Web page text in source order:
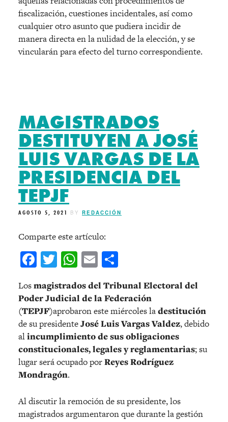
fiscalización, cuestiones incidentales, así como
cualquier otro asunto que pudiera incidir de
manera directa en la nulidad de la elección, y se
vincularán para efecto del turno correspondiente.
MAGISTRADOS
DESTITUYEN A JOSÉ
LUIS VARGAS DE LA
PRESIDENCIA DEL
TEPJF
AGOSTO 5, 2021 BY REDACCIÓN
Comparte este artículo:
Facebook
Twitter
WhatsApp
Email
Losmagistrados del Tribunal Electoral del
Poder Judicial de la Federación
(TEPJF)aprobaron este miércoles ladestitución
de su presidenteJosé Luis Vargas Valdez, debido
alincumplimiento de sus obligaciones
constitucionales, legales y reglamentarias; su
lugar será ocupado porReyes Rodríguez
Mondragón.
Al discutir la remoción de su presidente, los
magistrados argumentaron que durante la gestión